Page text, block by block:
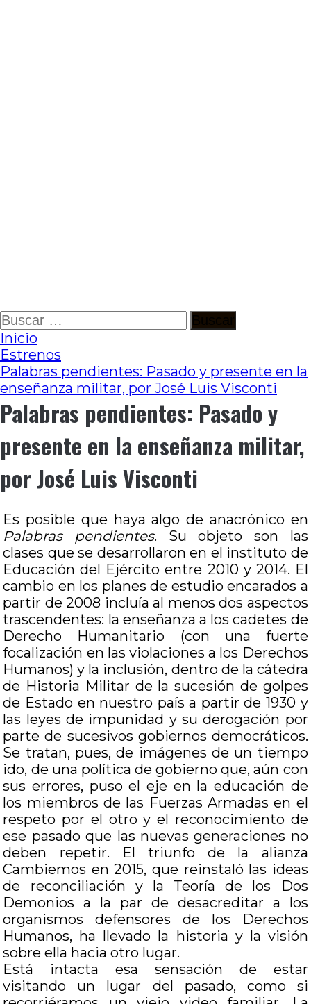
Ir
al
contenido
Buscar:
Inicio
Estrenos
Palabras pendientes: Pasado y presente en la
enseñanza militar, por José Luis Visconti
Palabras pendientes: Pasado y
presente en la enseñanza militar,
por José Luis Visconti
Es posible que haya algo de anacrónico en
Palabras pendientes. Su objeto son las
clases que se desarrollaron en el instituto de
Educación del Ejército entre 2010 y 2014. El
cambio en los planes de estudio encarados a
partir de 2008 incluía al menos dos aspectos
trascendentes: la enseñanza a los cadetes de
Derecho Humanitario (con una fuerte
focalización en las violaciones a los Derechos
Humanos) y la inclusión, dentro de la cátedra
de Historia Militar de la sucesión de golpes
de Estado en nuestro país a partir de 1930 y
las leyes de impunidad y su derogación por
parte de sucesivos gobiernos democráticos.
Se tratan, pues, de imágenes de un tiempo
ido, de una política de gobierno que, aún con
sus errores, puso el eje en la educación de
los miembros de las Fuerzas Armadas en el
respeto por el otro y el reconocimiento de
ese pasado que las nuevas generaciones no
deben repetir. El triunfo de la alianza
Cambiemos en 2015, que reinstaló las ideas
de reconciliación y la Teoría de los Dos
Demonios a la par de desacreditar a los
organismos defensores de los Derechos
Humanos, ha llevado la historia y la visión
sobre ella hacia otro lugar.
Está intacta esa sensación de estar
visitando un lugar del pasado, como si